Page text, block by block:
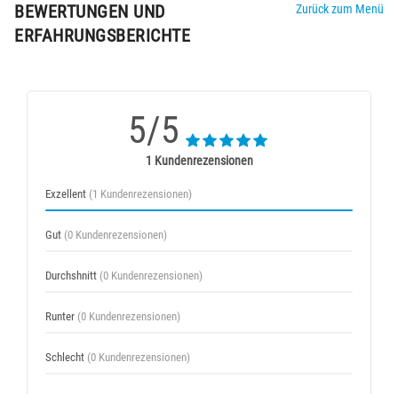
BEWERTUNGEN UND
ERFAHRUNGSBERICHTE
Zurück zum Menü
5/5
1 Kundenrezensionen
Exzellent (1 Kundenrezensionen)
Gut (0 Kundenrezensionen)
Durchshnitt (0 Kundenrezensionen)
Runter (0 Kundenrezensionen)
Schlecht (0 Kundenrezensionen)